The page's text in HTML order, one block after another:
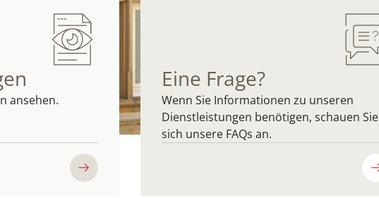
ansehen.
Eine Frage?
Wenn Sie Informationen zu unseren
Dienstleistungen benötigen, schauen Sie
sich unsere FAQs an.